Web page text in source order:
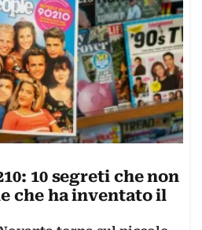
10 segreti che non
che ha inventato il